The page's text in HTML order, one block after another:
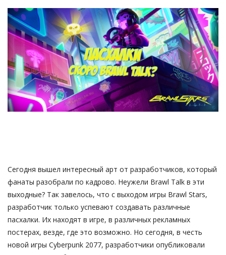
Gallery
Русский
Сегодня вышел интересный арт от разработчиков, который
фанаты разобрали по кадрово. Неужели Brawl Talk в эти
выходные? Так завелось, что с выходом игры Brawl Stars,
разработчик только успевают создавать различные
пасхалки. Их находят в игре, в различных рекламных
постерах, везде, где это возможно. Но сегодня, в честь
новой игры Cyberpunk 2077, разработчики опубликовали